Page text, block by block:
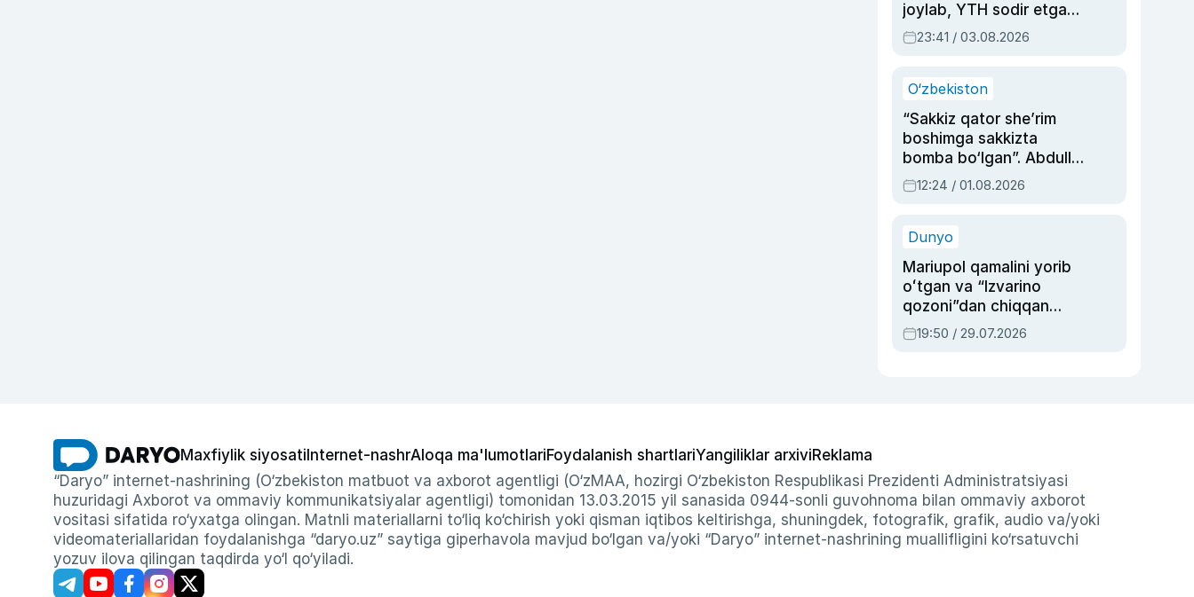
joylab, YTH sodir etgan
ayolga sud hukmi o‘qildi
23:41 / 03.08.2026
O‘zbekiston
“Sakkiz qator she’rim
boshimga sakkizta
bomba bo‘lgan”. Abdulla
Oripovni siyosiy
ayblovlardan asrab
12:24 / 01.08.2026
Dunyo
Mariupol qamalini yorib
oʻtgan va “Izvarino
qozoni”dan chiqqan
qahramon — Ukraina
armiyasi bosh
19:50 / 29.07.2026
Maxfiylik siyosati Internet-nashrAloqa ma'lumotlariFoydalanish shartlariYangiliklar arxiviReklama
“Daryo” internet-nashrining (O‘zbekiston matbuot va axborot agentligi (O‘zMAA, hozirgi O‘zbekiston Respublikasi Prezidenti Administratsiyasi
huzuridagi Axborot va ommaviy kommunikatsiyalar agentligi) tomonidan 13.03.2015 yil sanasida 0944-sonli guvohnoma bilan ommaviy axborot
vositasi sifatida ro‘yxatga olingan. Matnli materiallarni to‘liq ko‘chirish yoki qisman iqtibos keltirishga, shuningdek, fotografik, grafik, audio va/yoki
videomateriallaridan foydalanishga “daryo.uz” saytiga giperhavola mavjud bo‘lgan va/yoki “Daryo” internet-nashrining muallifligini ko‘rsatuvchi
yozuv ilova qilingan taqdirda yo‘l qo‘yiladi.